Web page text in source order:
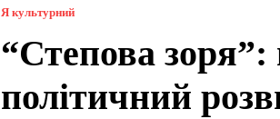
Я культурний
“Степова
політичний